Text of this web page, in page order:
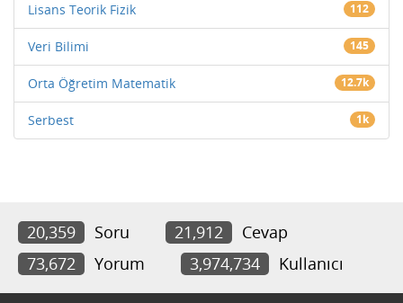
Lisans Teorik Fizik 112
Veri Bilimi 145
Orta Öğretim Matematik 12.7k
Serbest 1k
20,359 Soru 21,912
Cevap
73,672
Yorum 3,974,734 Kullanıcı